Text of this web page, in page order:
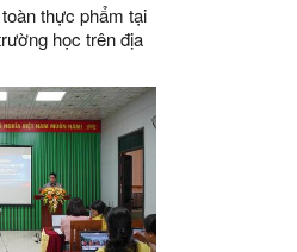
thực phẩm tại
học trên địa